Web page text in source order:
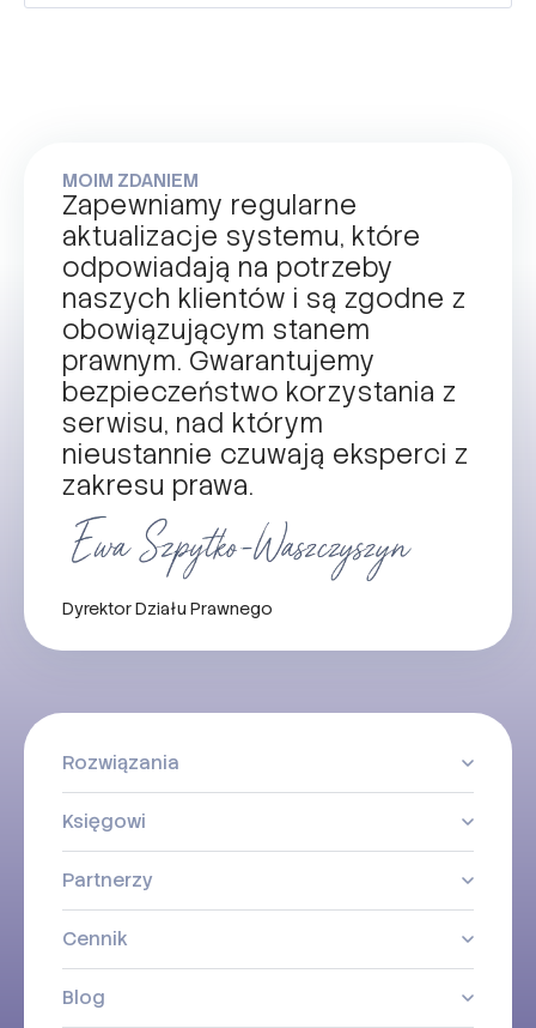
MOIM ZDANIEM
Zapewniamy regularne
aktualizacje systemu, które
odpowiadają na potrzeby
naszych klientów i są zgodne z
obowiązującym stanem
prawnym. Gwarantujemy
bezpieczeństwo korzystania z
serwisu, nad którym
nieustannie czuwają eksperci z
zakresu prawa.
Dyrektor Działu Prawnego
Rozwiązania
Księgowi
Partnerzy
Cennik
Blog